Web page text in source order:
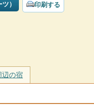
） 印刷する
辺の宿